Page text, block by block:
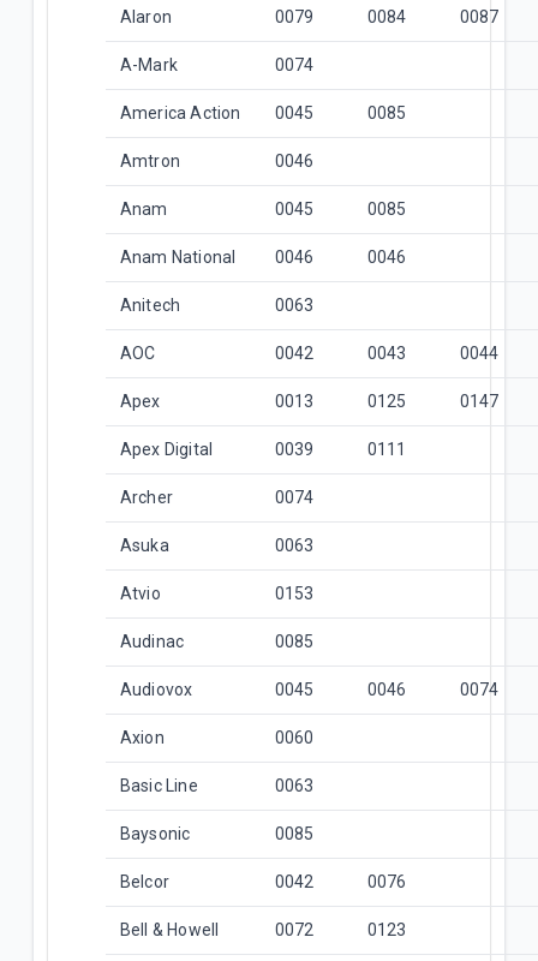
Alaron 0079 0084 0087
A-Mark 0074
America Action 0045 0085
Amtron 0046
Anam 0045 0085
Anam National 0046 0046
Anitech 0063
AOC 0042 0043 0044
Apex 0013 0125 0147
Apex Digital 0039 0111
Archer 0074
Asuka 0063
Atvio 0153
Audinac 0085
Audiovox 0045 0046 0074
Axion 0060
Basic Line 0063
Baysonic 0085
Belcor 0042 0076
Bell & Howell 0072 0123